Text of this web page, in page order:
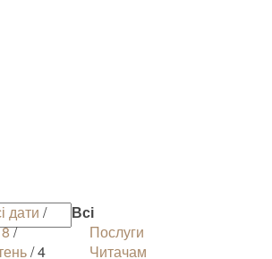
дати /
/
/ 4
Всі
Послуги
Читачам